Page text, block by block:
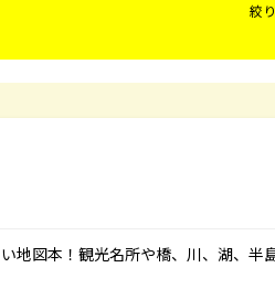
絞
地図本！観光名所や橋、川、湖、半